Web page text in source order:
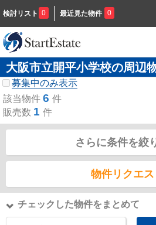
検討リスト 0 最近見た物件 0
大阪市立開平小学校の周辺
募集中のみ表示
該当物件 6 件
販売数 1 件
さらに条件を絞
物件リクエス
チェックした物件をまとめて